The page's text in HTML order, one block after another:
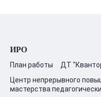
ИРО
План работы ДТ
Центр непрерывного
мастерства